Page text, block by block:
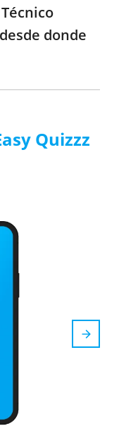
donde
Quizzz